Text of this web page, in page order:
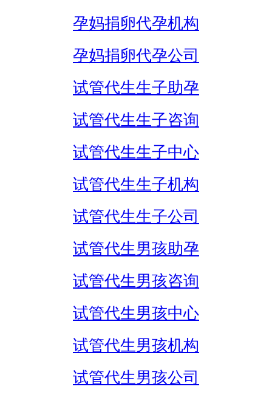
孕妈捐卵代孕机构
孕妈捐卵代孕公司
试管代生生子助孕
试管代生生子咨询
试管代生生子中心
试管代生生子机构
试管代生生子公司
试管代生男孩助孕
试管代生男孩咨询
试管代生男孩中心
试管代生男孩机构
试管代生男孩公司